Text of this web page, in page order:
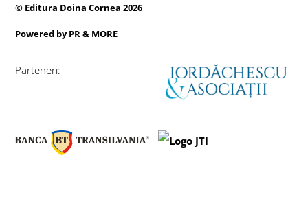
© Editura Doina Cornea 2026
Powered byPR & MORE
Parteneri: